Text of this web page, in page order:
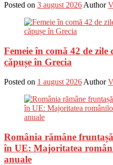
Posted on 3 august 2026 Author
Femeie în comă 42 de
căpușe în Grecia
Posted on 1 august 2026 Author
România rămâne
în UE: Majoritatea
anuale